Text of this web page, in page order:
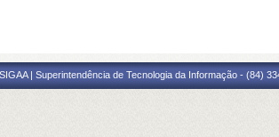
SIGAA | Superintendência de Tecnologia da Informação - (84)